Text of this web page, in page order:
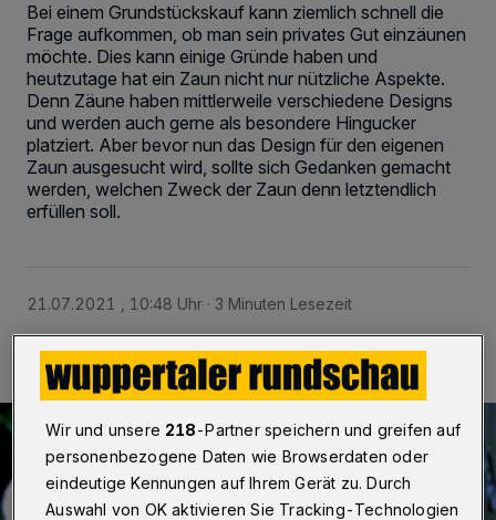
Bei einem Grundstückskauf kann ziemlich schnell die
Frage aufkommen, ob man sein privates Gut einzäunen
möchte. Dies kann einige Gründe haben und
heutzutage hat ein Zaun nicht nur nützliche Aspekte.
Denn Zäune haben mittlerweile verschiedene Designs
und werden auch gerne als besondere Hingucker
platziert. Aber bevor nun das Design für den eigenen
Zaun ausgesucht wird, sollte sich Gedanken gemacht
werden, welchen Zweck der Zaun denn letztendlich
erfüllen soll.
21.07.2021 , 10:48 Uhr 3 Minuten Lesezeit
Wir und unsere 218-Partner speichern und greifen auf
personenbezogene Daten wie Browserdaten oder
eindeutige Kennungen auf Ihrem Gerät zu. Durch
Auswahl von OK aktivieren Sie Tracking-Technologien